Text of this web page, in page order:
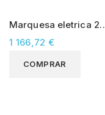
Marquesa eletrica 2
secções Mobercas
2127)
1 166,72 €
COMPRAR